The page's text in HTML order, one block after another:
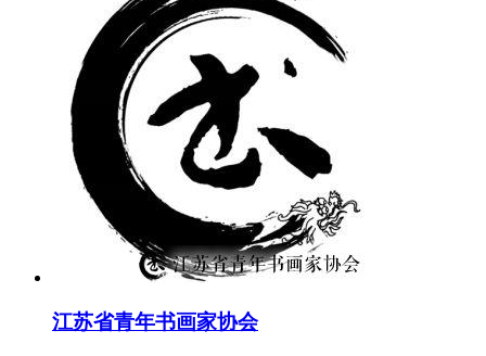
江苏省青年书画家协会